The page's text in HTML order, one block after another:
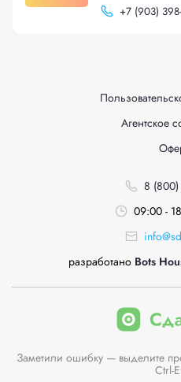
+7 (903)
Агентское
8 (800)
09:00 -
разработано Bots
Заметили ошибку — выделите
Ctrl-